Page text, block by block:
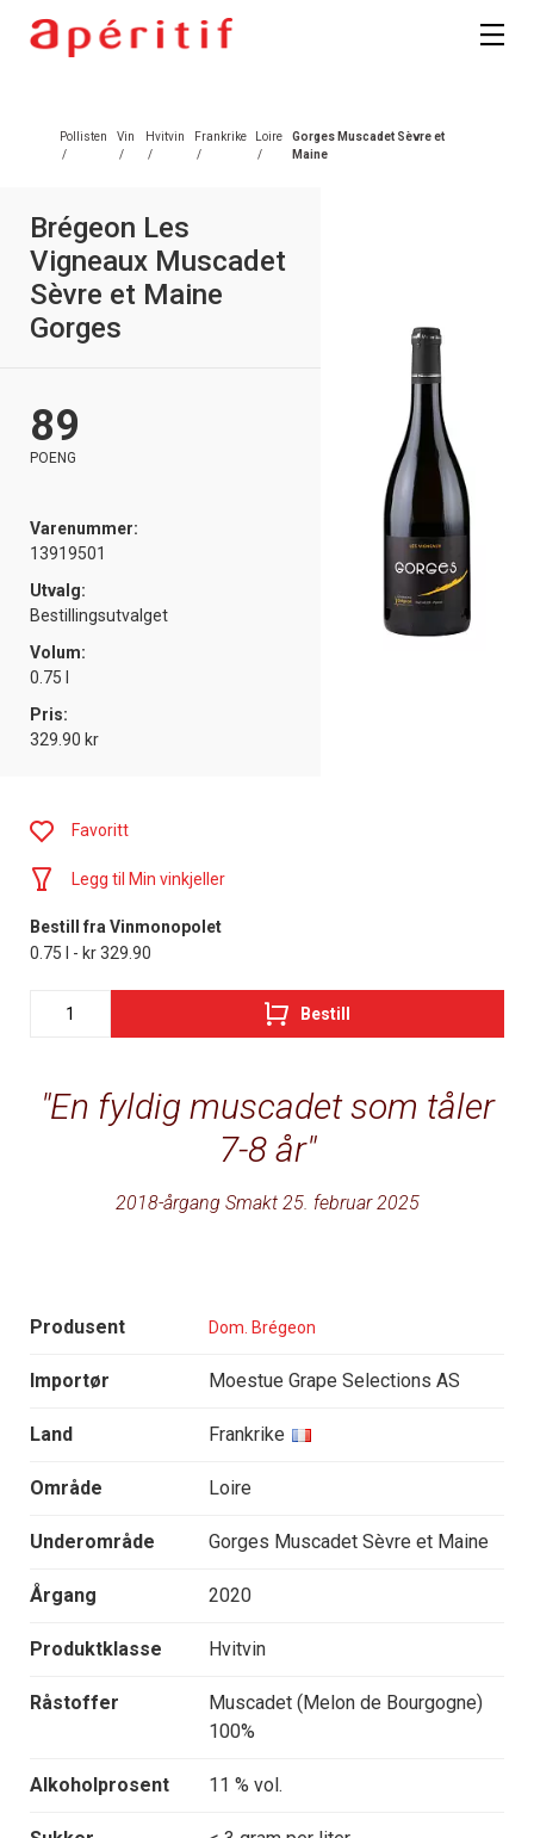
Pollisten
/
Vin
/
Hvitvin
/
Frankrike
/
Loire
/
Gorges Muscadet Sèvre et
Maine
Brégeon Les
Vigneaux Muscadet
Sèvre et Maine
Gorges
89
POENG
Varenummer:
13919501
Utvalg:
Bestillingsutvalget
Volum:
0.75 l
Pris:
329.90 kr
En fyldig muscadet som tåler
7-8 år
2018-årgang Smakt 25. februar 2025
Produsent Dom. Brégeon
Importør Moestue Grape Selections AS
Land Frankrike
Område Loire
Underområde Gorges Muscadet Sèvre et Maine
Årgang 2020
Produktklasse Hvitvin
Råstoffer
Muscadet (Melon de Bourgogne)
100%
Alkoholprosent 11 % vol.
Favoritt
Legg til Min vinkjeller
Bestill fra Vinmonopolet
0.75 l - kr 329.90
Bestill